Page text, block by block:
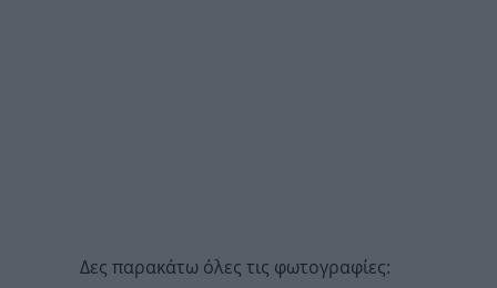
Δες παρακάτω όλες τις φωτογραφίες: